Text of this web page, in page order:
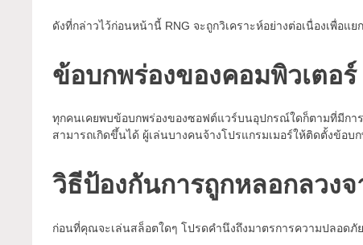
ดังที่กล่าวไว้ก่อนหน้านี้ RNG จะถูกวิเคราะห์อย่างต่อเนื่องเพื่อแ
ข้อบกพร่องของคอมพิวเตอร์
ทุกคนเคยพบข้อบกพร่องของซอฟต์แวร์บนอุปกรณ์ใดก็ตามที่มีกา
สามารถเกิดขึ้นได้ ผู้เล่นบางคนจ้างโปรแกรมเมอร์ให้ติดตั้งข้อ
วิธีป้องกันการถูกหลอกลวง
ก่อนที่คุณจะเล่นสล็อตใดๆ โปรดคำนึงถึงมาตรการความปลอดภั